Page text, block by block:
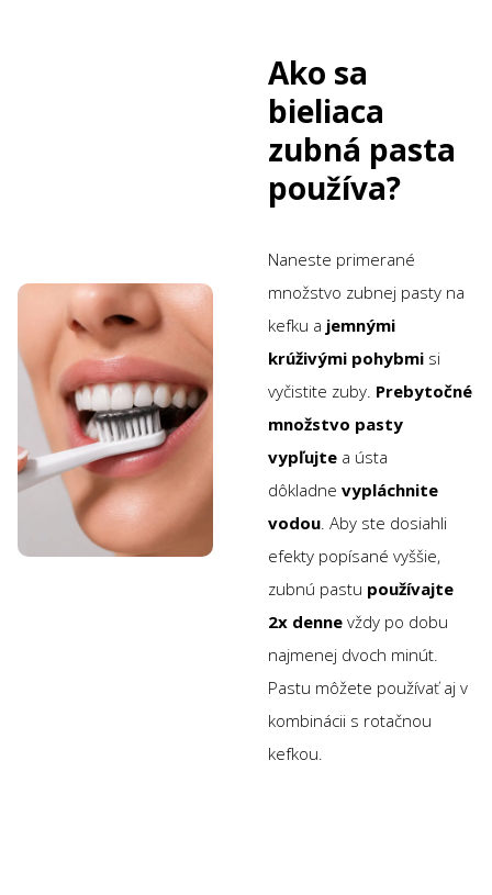
Ako sa
bieliaca
zubná pasta
používa?
Naneste primerané
množstvo zubnej pasty na
kefku a jemnými
krúživými pohybmi si
vyčistite zuby. Prebytočné
množstvo pasty
vypľujte a ústa
dôkladne vypláchnite
vodou. Aby ste dosiahli
efekty popísané vyššie,
zubnú pastu používajte
2x denne vždy po dobu
najmenej dvoch minút.
Pastu môžete používať aj v
kombinácii s rotačnou
kefkou.